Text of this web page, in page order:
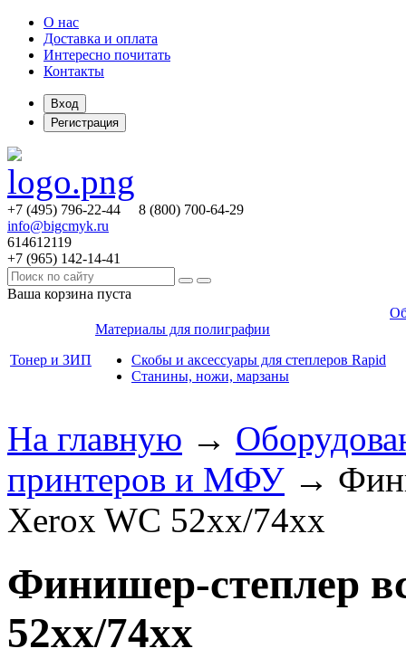
О нас
Доставка и оплата
Интересно почитать
Контакты
Вход
Регистрация
+7 (495) 796-22-44 8 (800) 700-64-29
info@bigcmyk.ru
614612119
+7 (965) 142-14-41
Ваша корзина пуста
Тонер и ЗИП
Материалы для полиграфии
Скобы и аксессуары для степлеров Rapid
Станины, ножи, марзаны
На главную →
принтеров и МФУ →
Xerox WC 52xx/74xx
Финишер-степлер
52xx/74xx